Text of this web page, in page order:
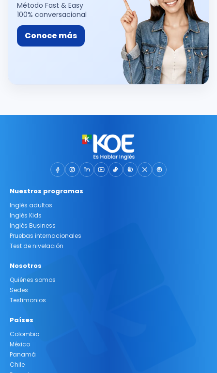
Método Fast & Easy
100% conversacional
Conoce más
Nuestros programas
Inglés adultos
Inglés Kids
Inglés Business
Pruebas internacionales
Test de nivelación
Nosotros
Quiénes somos
Sedes
Testimonios
Países
Colombia
México
Panamá
Chile